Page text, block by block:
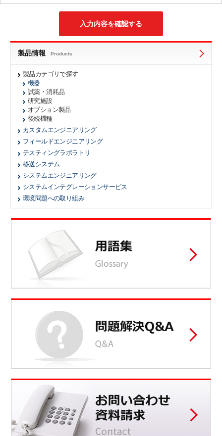
製品情報 Products
製品カテゴリで探す
機器
試薬・消耗品
研究施設
オプション製品
後続機種
カスタムエンジニアリング
フィールドエンジニアリング
テスティングラボラトリ
移送システム
システムエンジニアリング
システムインテグレーションサービス
環境問題への取り組み